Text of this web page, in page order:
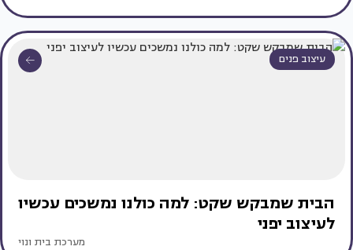
עיצוב פנים
הבית שמבקש שקט: למה כולנו נמשכים עכשיו
לעיצוב יפני
מערכת בית ונוי